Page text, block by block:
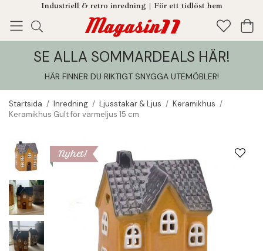
Industriell & retro inredning | För ett tidlöst hem
Enjoy! Tillagt i din varukorg
SE ALLA SOMMARDEALS HÄR!
HÄR FINNER DU RIKTIGT SNYGGA UTEMÖBLER!
Startsida / Inredning / Ljusstakar & Ljus / Keramikhus /
Keramikhus Gult för värmeljus 15 cm
Nyhet!